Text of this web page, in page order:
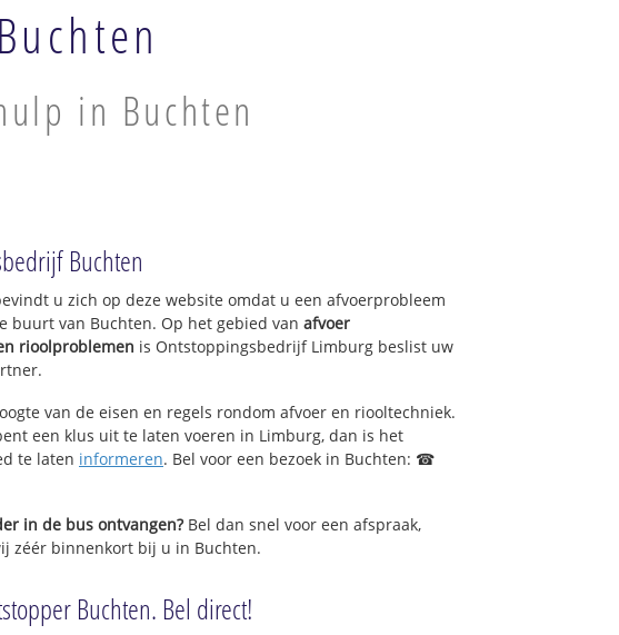
in Buchten
Buchten
u zich op deze website omdat u een afvoerprobleem
buurt van Buchten. Op het gebied van afvoer
rioolproblemen is Ontstoppingsbedrijf Limburg beslist uw
van de eisen en regels rondom afvoer en riooltechniek.
een klus uit te laten voeren in Limburg, dan is het
te laten informeren. Bel voor een bezoek in Buchten: ☎
in de bus ontvangen?Bel dan snel voor een afspraak,
zéér binnenkort bij u in Buchten.
Buchten. Bel direct!